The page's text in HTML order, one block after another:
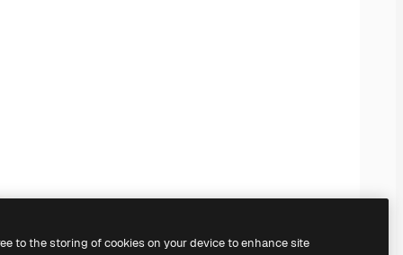
to the storing of cookies on your device to enhance site